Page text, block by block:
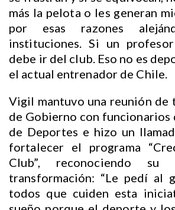
más la pelota o les generan
por esas razones
instituciones. Si un
debe ir del club. Eso no es
el actual entrenador de Chile.
Vigil mantuvo una reunión de
de Gobierno con funcionarios
de Deportes e hizo un
fortalecer el programa
Club”, reconociendo su
transformación: “Le pedí al
todos que cuiden esta